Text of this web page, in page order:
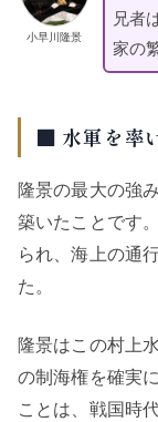
小早川隆景
兄者
家の
■ 水軍を率
隆景の最大の強
築いたことです
られ、海上の通
た。
隆景はこの村上
の制海権を確実
ことは、戦国時